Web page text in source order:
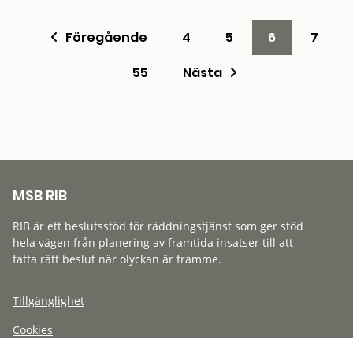
Föregående 4 5 6
7
55
Nästa
MSB RIB
RIB är ett beslutsstöd för räddningstjänst som ger stöd
hela vägen från planering av framtida insatser till att
fatta rätt beslut när olyckan är framme.
Tillgänglighet
Cookies